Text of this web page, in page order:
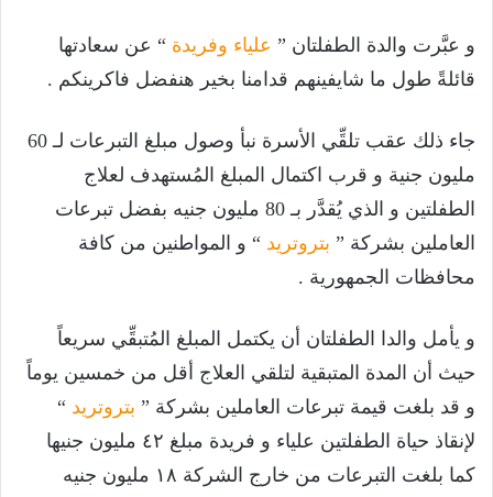
و عبَّرت والدة الطفلتان ” علياء وفريدة “ عن سعادتها
قائلةً طول ما شايفينهم قدامنا بخير هنفضل فاكرينكم .
جاء ذلك عقب تلقِّي الأسرة نبأ وصول مبلغ التبرعات لـ 60
مليون جنية و قرب اكتمال المبلغ المُستهدف لعلاج
الطفلتين و الذي يُقدَّر بـ 80 مليون جنيه بفضل تبرعات
العاملين بشركة ” بتروتريد “ و المواطنين من كافة
محافظات الجمهورية .
و يأمل والدا الطفلتان أن يكتمل المبلغ المُتبقِّي سريعاً
حيث أن المدة المتبقية لتلقي العلاج أقل من خمسين يوماً
و قد بلغت قيمة تبرعات العاملين بشركة ” بتروتريد “
لإنقاذ حياة الطفلتين علياء و فريدة مبلغ ٤٢ مليون جنيها
كما بلغت التبرعات من خارج الشركة ١٨ مليون جنيه